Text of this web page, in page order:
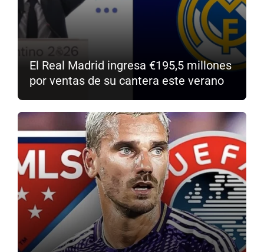
El Real Madrid ingresa €195,5 millones
por ventas de su cantera este verano